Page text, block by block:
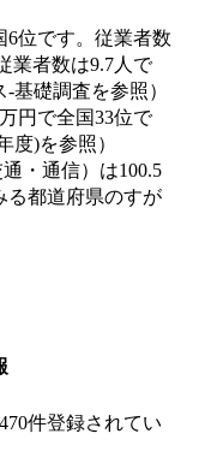
6位です。従業者数
業者数は9.7人で
基礎調査を参照）
円で全国33位で
度)を参照）
・通信）は100.5
る都道府県のすが
件登録されてい